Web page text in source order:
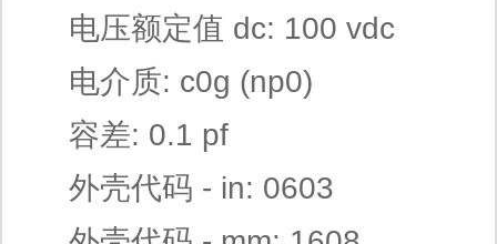
电压额定值 dc: 100 vdc
电介质: c0g (np0)
容差: 0.1 pf
外壳代码 - in: 0603